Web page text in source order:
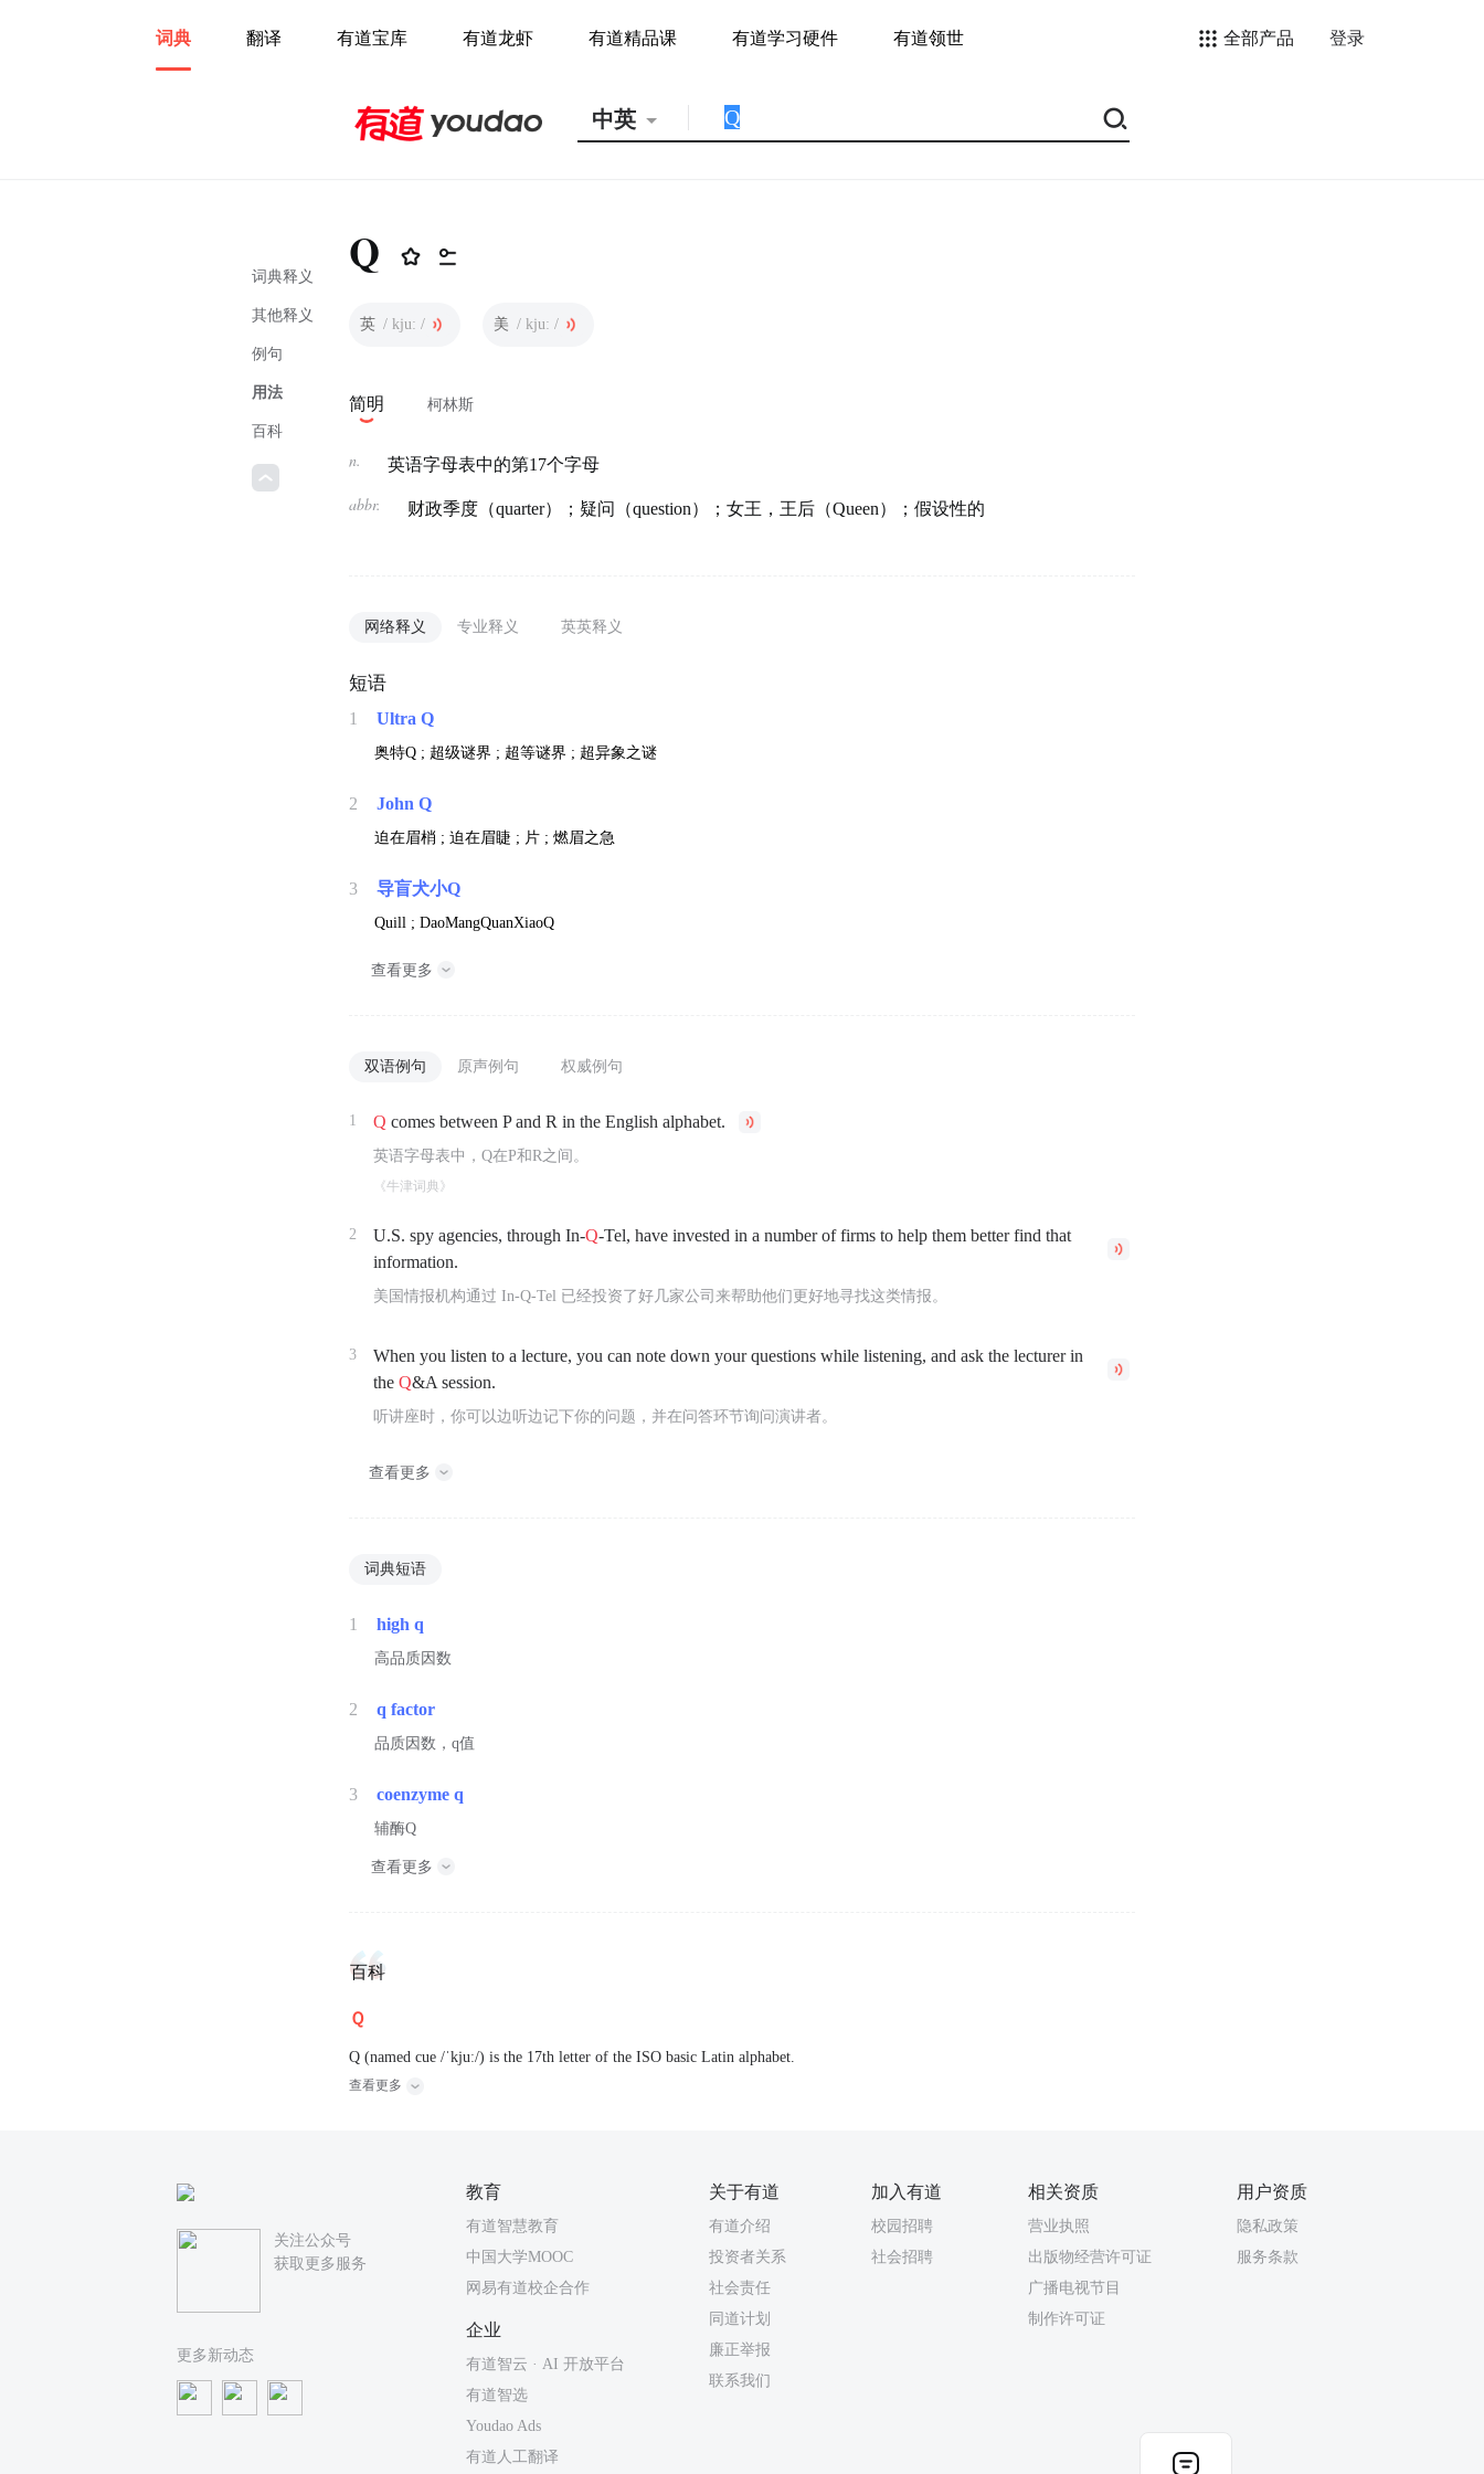
词典 翻译 有道宝库 有道龙虾 有道精品课 有道学习硬件 有道领世 全部产品 登录
中英
词典释义
其他释义
例句
用法
百科
Q
英 / kjuː / 美 / kjuː /
简明 柯林斯
n. 英语字母表中的第17个字母
abbr. 财政季度（quarter）；疑问（question）；女王，王后（Queen）；假设性的
网络释义 专业释义 英英释义
短语
1 Ultra Q
奥特Q ; 超级谜界 ; 超等谜界 ; 超异象之谜
2 John Q
迫在眉梢 ; 迫在眉睫 ; 片 ; 燃眉之急
3 导盲犬小Q
Quill ; DaoMangQuanXiaoQ
查看更多
双语例句 原声例句 权威例句
1 Q comes between P and R in the English alphabet.
英语字母表中，Q在P和R之间。
《牛津词典》
2 U.S. spy agencies, through In-Q-Tel, have invested in a number of firms to help them better find that
information.
美国情报机构通过 In-Q-Tel 已经投资了好几家公司来帮助他们更好地寻找这类情报。
3
When you listen to a lecture, you can note down your questions while listening, and ask the lecturer in
theQ&A session.
听讲座时，你可以边听边记下你的问题，并在问答环节询问演讲者。
查看更多
词典短语
1 high q
高品质因数
2 q factor
品质因数，q值
3 coenzyme q
辅酶Q
查看更多
百科
Ｑ
Q (named cue /ˈkjuː/) is the 17th letter of the ISO basic Latin alphabet.
查看更多
关注公众号
获取更多服务
更多新动态
教育
有道智慧教育
中国大学MOOC
网易有道校企合作
关于有道
有道介绍
投资者关系
社会责任
同道计划
廉正举报
联系我们
加入有道
校园招聘
社会招聘
相关资质
营业执照
出版物经营许可证
广播电视节目
制作许可证
用户资质
隐私政策
服务条款
企业
有道智云 · AI 开放平台
有道智选
Youdao Ads
有道人工翻译